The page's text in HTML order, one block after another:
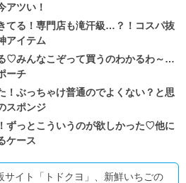
アツい！
てる！専門店も滝汗級…？！コスパ抜
アイテム
♡みんなこぞって買うのわかるわ～…
ーチ
！ぶっちゃけ普通のでよくない？と思
スポンジ
ずっとこういうのが欲しかった♡他に
ケース
サイト「トドクヨ」、新鮮いちごの